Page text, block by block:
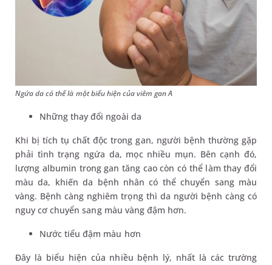
Ngứa da có thể là một biểu hiện của viêm gan A
Những thay đổi ngoài da
Khi bị tích tụ chất độc trong gan, người bệnh thường gặp
phải tình trạng ngứa da, mọc nhiều mụn. Bên cạnh đó,
lượng albumin trong gan tăng cao còn có thể làm thay đổi
màu da, khiến da bệnh nhân có thể chuyển sang màu
vàng. Bệnh càng nghiêm trọng thì da người bệnh càng có
nguy cơ chuyển sang màu vàng đậm hơn.
Nước tiểu đậm màu hơn
Đây là biểu hiện của nhiều bệnh lý, nhất là các trường